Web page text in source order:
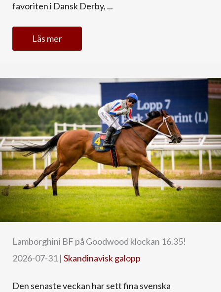
favoriten i Dansk Derby, ...
Läs mer
Lamborghini BF på Goodwood klockan 16.35!
2026-07-31 | Skandinavisk galopp
Den senaste veckan har sett fina svenska